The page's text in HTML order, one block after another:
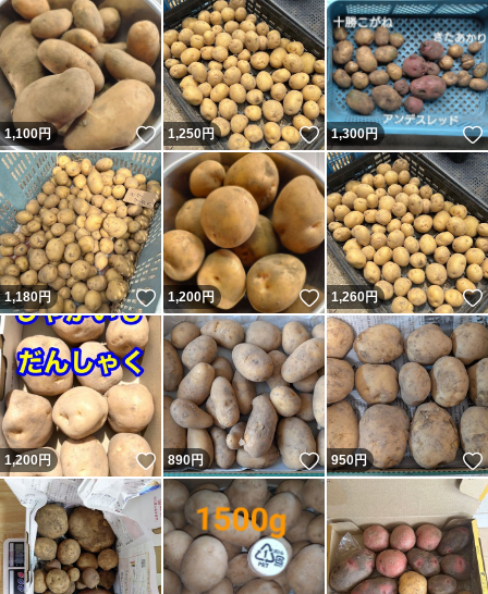
1,100円 いいね！
1,250円 いいね！
1,300円
1,180円 いいね！
1,200円 いいね！
1,260円
1,200円 いいね！
890円 いいね！
950円